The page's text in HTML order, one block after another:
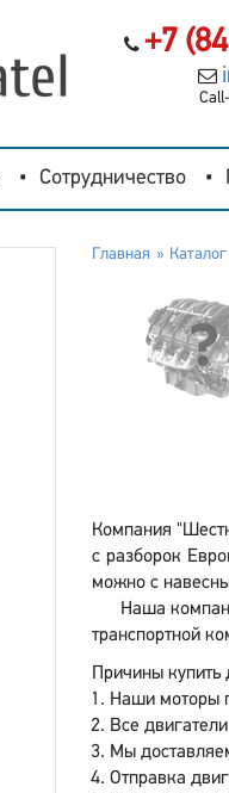
+7
Сотрудничество
Главная Каталог
Компания
с разборок
можно с
Наша
транспортной
Причины
Наши моторы
Все
Мы
Отправка